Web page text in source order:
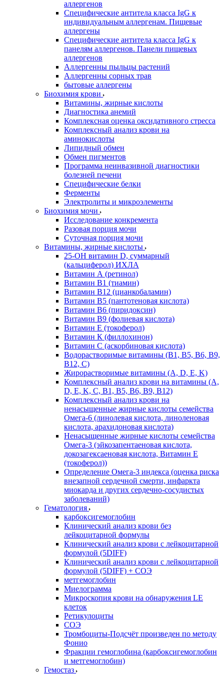
аллергенов
Специфические антитела класса IgG к
индивидуальным аллергенам. Пищевые
аллергены
Специфические антитела класса IgG к
панелям аллергенов. Панели пищевых
аллергенов
Аллергенны пыльцы растений
Аллергенны сорных трав
бытовые аллергены
Биохимия крови
Витамины, жирные кислоты
Диагностика анемий
Комплексная оценка оксидативного стресса
Комплексный анализ крови на
аминокислоты
Липидный обмен
Обмен пигментов
Программа неинвазивной диагностики
болезней печени
Специфические белки
Ферменты
Электролиты и микроэлементы
Биохимия мочи
Исследование конкремента
Разовая порция мочи
Суточная порция мочи
Витамины, жирные кислоты
25-OH витамин D, суммарный
(кальциферол) ИХЛА
Витамин А (ретинол)
Витамин В1 (тиамин)
Витамин В12 (цианкобаламин)
Витамин В5 (пантотеновая кислота)
Витамин В6 (пиридоксин)
Витамин В9 (фолиевая кислота)
Витамин Е (токоферол)
Витамин К (филлохинон)
Витамин С (аскорбиновая кислота)
Водорастворимые витамины (B1, B5, B6, В9,
В12, С)
Жирорастворимые витамины (A, D, E, K)
Комплексный анализ крови на витамины (A,
D, E, K, C, B1, B5, B6, В9, B12)
Комплексный анализ крови на
ненасыщенные жирные кислоты семейства
Омега-6 (линолевая кислота, линоленовая
кислота, арахидоновая кислота)
Ненасыщенные жирные кислоты семейства
Омега-3 (эйкозапентаеновая кислота,
докозагексаеновая кислота, Витамин E
(токоферол))
Определение Омега-3 индекса (оценка риска
внезапной сердечной смерти, инфаркта
миокарда и других сердечно-сосудистых
заболеваний)
Гематология
карбоксигемоглобин
Клинический анализ крови без
лейкоцитарной формулы
Клинический анализ крови с лейкоцитарной
формулой (5DIFF)
Клинический анализ крови с лейкоцитарной
формулой (5DIFF) + СОЭ
метгемоглобин
Миелограмма
Микроскопия крови на обнаружения LE
клеток
Ретикулоциты
СОЭ
Тромбоциты-Подсчёт произведен по методу
Фонио
Фракции гемоглобина (карбоксигемоглобин
и метгемоглобин)
Гемостаз